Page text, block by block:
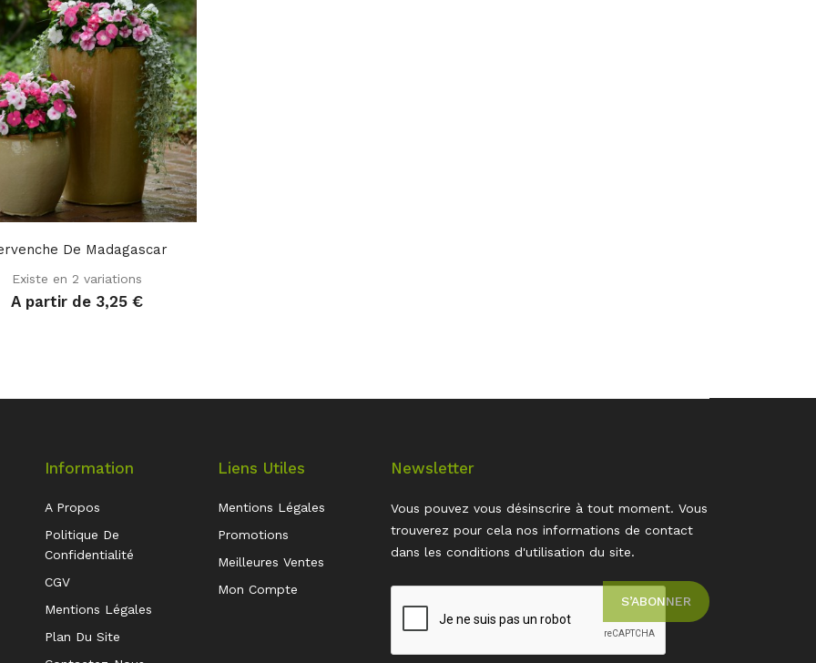
De Madagascar
Existe en 2 variations
A partir de 3,25 €
Information
A Propos
Politique De
Confidentialité
CGV
Mentions Légales
Plan Du Site
Liens Utiles
Mentions Légales
Promotions
Meilleures Ventes
Mon Compte
Newsletter
Vous pouvez vous désinscrire à tout moment. Vous
trouverez pour cela nos informations de contact
dans les conditions d'utilisation du site.